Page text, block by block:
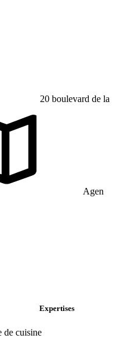
20 boulevard de la
Agen
Expertises
de cuisine